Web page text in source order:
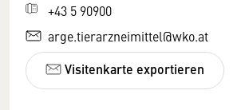
+43 5 90900
arge.tierarzneimittel@wko.at
Visitenkarte exportieren